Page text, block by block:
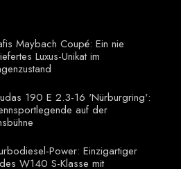
Maybach Coupé: Ein nie
Luxus-Unikat im
190 E 2.3-16 'Nürburgring':
auf der
Power: Einzigartiger
W140 S-Klasse mit